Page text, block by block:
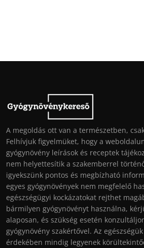
A megoldás ott van a természetben,
Felhívjuk figyelmüket, hogy a
gyógynövény leírások és receptek
nem helyettesítik a szakemberrel
igyekszünk pontos és megbízható
egyes gyógynövények nem megfelelő
egészségügyi kockázatokat rejthet
bármilyen gyógynövényt használna,
alaposan, és szükség esetén
gyógynövény szakértővel. Az
érdekében mindig legyenek